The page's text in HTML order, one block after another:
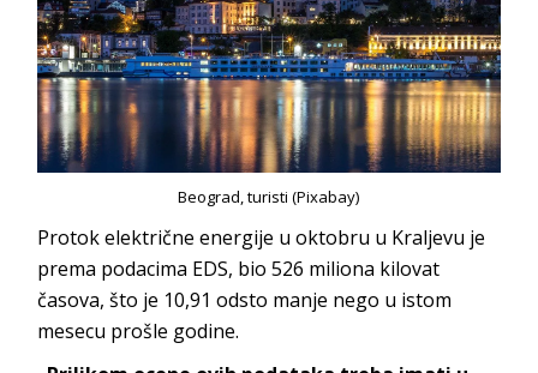
Beograd, turisti (Pixabay)
Protok električne energije u oktobru u Kraljevu je
prema podacima EDS, bio 526 miliona kilovat
časova, što je 10,91 odsto manje nego u istom
mesecu prošle godine.